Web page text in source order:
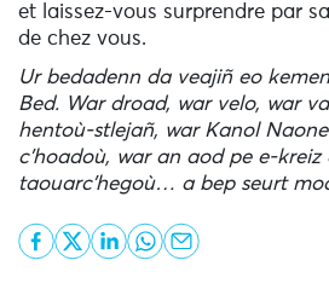
et laissez-vous surprendre par
de chez vous.
Ur bedadenn da veajiñ eo
Bed. War droad, war velo, war
hentoù-stlejañ, war Kanol
c’hoadoù, war an aod pe e-
taouarc’hegoù… a bep seurt